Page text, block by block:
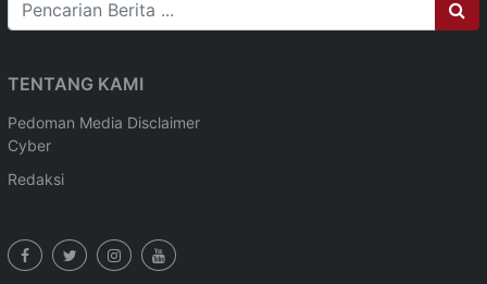
TENTANG KAMI
Pedoman Media
Cyber
Disclaimer
Redaksi